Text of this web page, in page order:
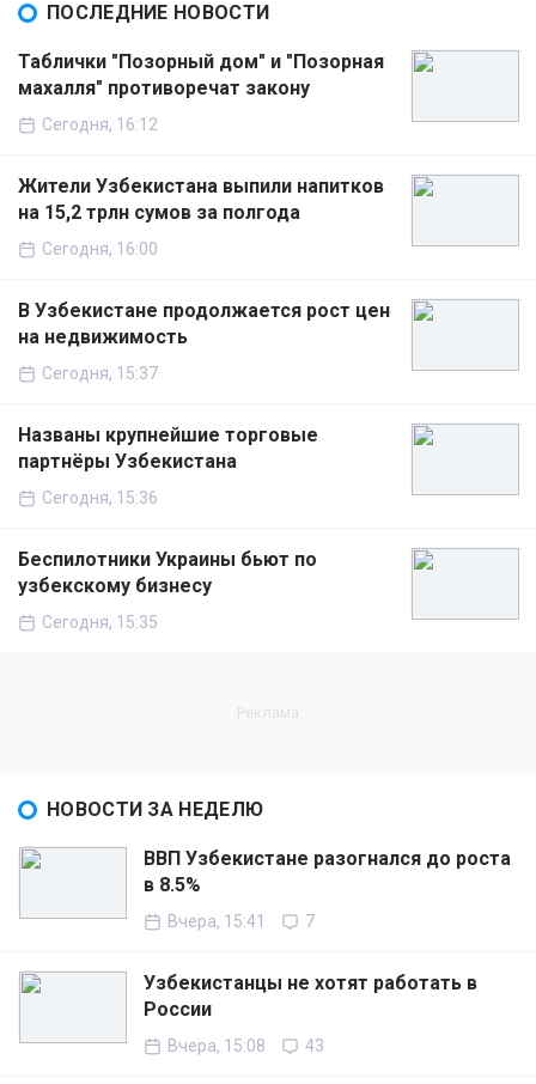
ПОСЛЕДНИЕ НОВОСТИ
Таблички "Позорный дом" и "Позорная
махалля" противоречат закону
Сегодня, 16:12
Жители Узбекистана выпили напитков
на 15,2 трлн сумов за полгода
Сегодня, 16:00
В Узбекистане продолжается рост цен
на недвижимость
Сегодня, 15:37
Названы крупнейшие торговые
партнёры Узбекистана
Сегодня, 15:36
Беспилотники Украины бьют по
узбекскому бизнесу
Сегодня, 15:35
НОВОСТИ ЗА НЕДЕЛЮ
ВВП Узбекистане разогнался до роста
в 8.5%
Вчера, 15:41 7
Узбекистанцы не хотят работать в
России
Вчера, 15:08 43